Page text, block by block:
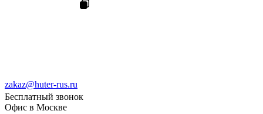
zakaz@huter-rus.ru
Бесплатный звонок
Офис в Москве